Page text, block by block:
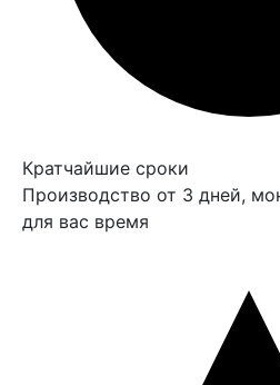
Кратчайшие сроки
Производство от 3 дней,
для вас время